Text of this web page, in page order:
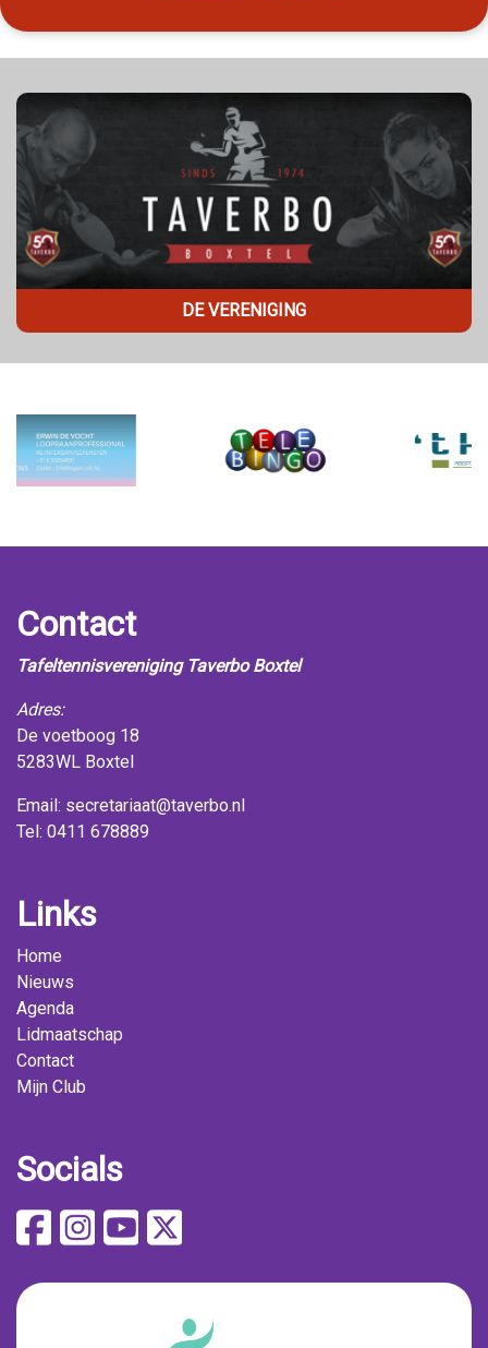
DE VERENIGING
Contact
Tafeltennisvereniging Taverbo Boxtel
Adres:
De voetboog 18
5283WL Boxtel
Email: secretariaat@taverbo.nl
Tel: 0411 678889
Links
Home
Nieuws
Agenda
Lidmaatschap
Contact
Mijn Club
Socials